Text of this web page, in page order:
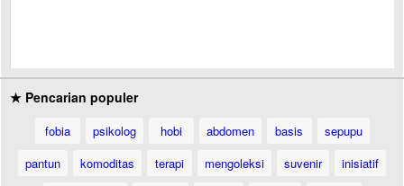
★ Pencarian populer
fobia psikolog hobi abdomen basis
sepupu
pantun
komoditas terapi mengoleksi suvenir
inisiatif